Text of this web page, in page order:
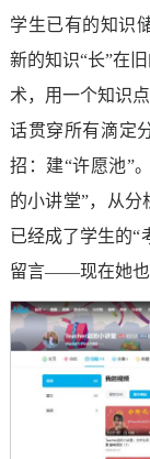
学生已有的知识
新的知识“长”在
术，用一个知识
话贯穿所有滴定
招：建“许愿池”
的小讲堂”，从
已经成了学生的“
留言——现在她也